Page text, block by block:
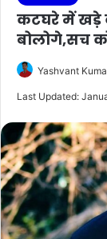
कटघरे में खड़े
बोलोगे,सच
Yashvant
Last Updated: